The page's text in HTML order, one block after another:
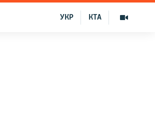
КТА
УКР